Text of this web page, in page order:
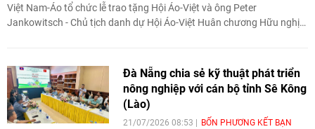
Việt Nam-Áo tổ chức lễ trao tặng Hội Áo-Việt và ông Peter
Jankowitsch - Chủ tịch danh dự Hội Áo-Việt Huân chương Hữu nghị
- Áo.
Đà Nẵng chia sẻ kỹ thuật phát triển
nông nghiệp với cán bộ tỉnh Sê Kông
(Lào)
21/07/2026 08:53 BỐN PHƯƠNG KẾT BẠN